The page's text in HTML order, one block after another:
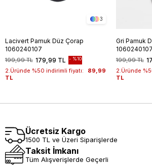
3
Lacivert Pamuk Düz Çorap
1060240107
179,99 TL
199,99 TL %10
2.Üründe %50 indirimli fiyatı:
89,99
TL
Gri Pamuk
1060240107
199,99 TL
2.Üründe
TL
Ücretsiz Kargo
1500 TL ve Üzeri Siparişlerde
Taksit İmkanı
Tüm Alışverişlerde Geçerli